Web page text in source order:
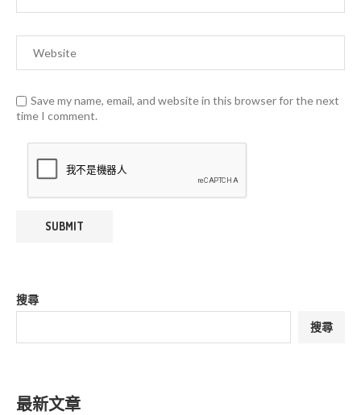
Save my name, email, and website in this browser for the next
time I comment.
搜尋
搜尋
最新文章